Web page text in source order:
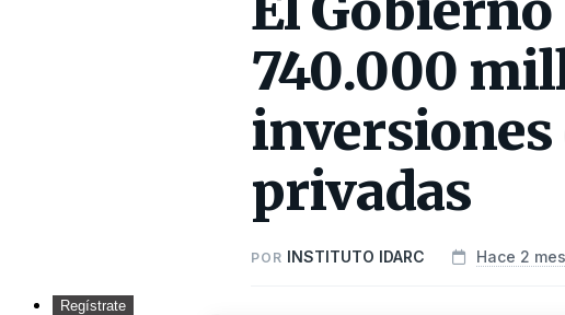
Regístrate
740.000
privadas
POR INSTITUTO IDARC Hace 2